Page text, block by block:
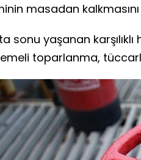
masadan kalkmasını
sonu yaşanan
toparlanma,